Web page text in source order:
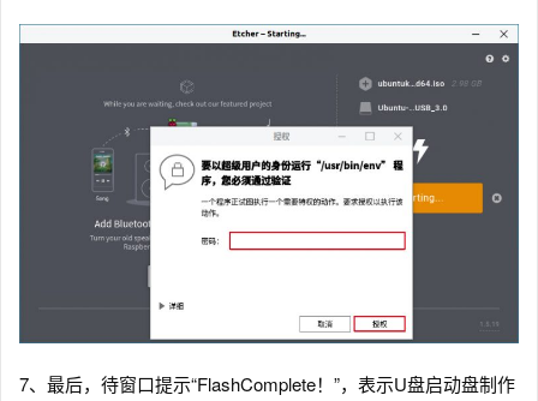
7、最后，待窗口提示“FlashComplete！”，表示U盘启动盘制作